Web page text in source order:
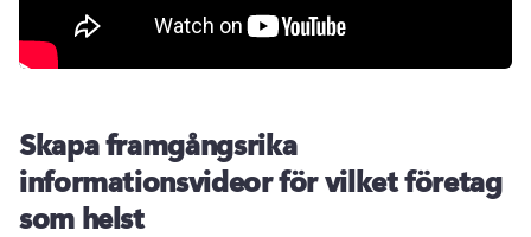
Skapa framgångsrika
informationsvideor för vilket företag
som helst